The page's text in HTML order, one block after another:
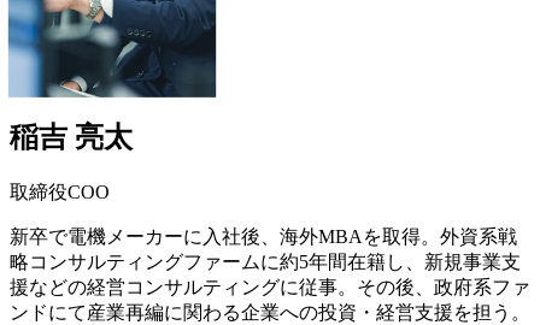
稲吉 亮太
取締役COO
新卒で電機メーカーに入社後、海外MBAを取得。外資系戦
略コンサルティングファームに約5年間在籍し、新規事業支
援などの経営コンサルティングに従事。その後、政府系ファ
ンドにて産業再編に関わる企業への投資・経営支援を担う。